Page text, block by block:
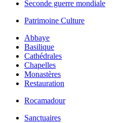
Seconde guerre mondiale
Patrimoine Culture
Abbaye
Basilique
Cathédrales
Chapelles
Monastères
Restauration
Rocamadour
Sanctuaires